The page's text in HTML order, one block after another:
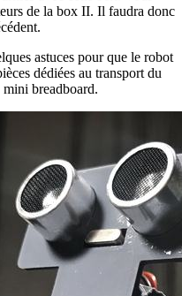
de la box II. Il faudra donc
astuces pour que le robot
dédiées au transport du
breadboard.